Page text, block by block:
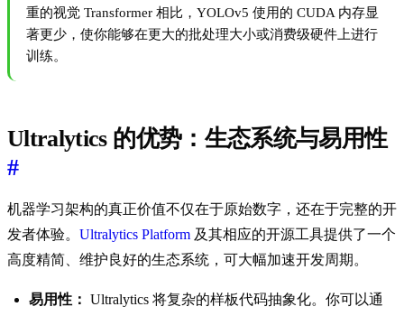
重的视觉 Transformer 相比，YOLOv5 使用的 CUDA 内存显
著更少，使你能够在更大的批处理大小或消费级硬件上进行
训练。
Ultralytics 的优势：生态系统与易用性
#
机器学习架构的真正价值不仅在于原始数字，还在于完整的开
发者体验。 Ultralytics Platform 及其相应的开源工具提供了一个
高度精简、维护良好的生态系统，可大幅加速开发周期。
易用性： Ultralytics 将复杂的样板代码抽象化。你可以通